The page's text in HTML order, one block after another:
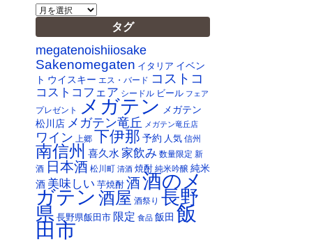
ア
ー
カ
イ
ブ
タグ
megatenoishiiosake
Sakenomegaten イタリア イベン
ト ウイスキー エス・バード コストコ
コストコフェア シードル ビール フェア
プレゼント メガテン
メガテン
松川店 メガテン竜丘 メガテン竜丘店
ワイン 上郷 下伊那 予約 人気 信州
南信州 喜久水 家飲み 数量限定 新
酒 日本酒 松川町 清酒 焼酎 純米吟醸 純米
酒 美味しい 芋焼酎 酒酒のメ
ガテン 酒屋 酒祭り 長野
県 長野県飯田市 限定 食品 飯田 飯
田市